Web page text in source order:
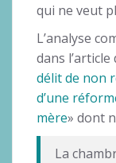
qui ne veut
L’analyse
dans
délit de non
d’une
mère» dont
La